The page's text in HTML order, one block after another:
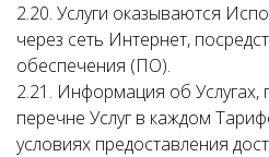
2.20. Услуги оказываются
через сеть Интернет,
обеспечения (ПО).
2.21. Информация об Услугах,
перечне Услуг в каждом
условиях предоставления